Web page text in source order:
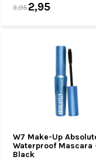
3,952,95
W7 Make-Up
Waterproof Mascara
Black